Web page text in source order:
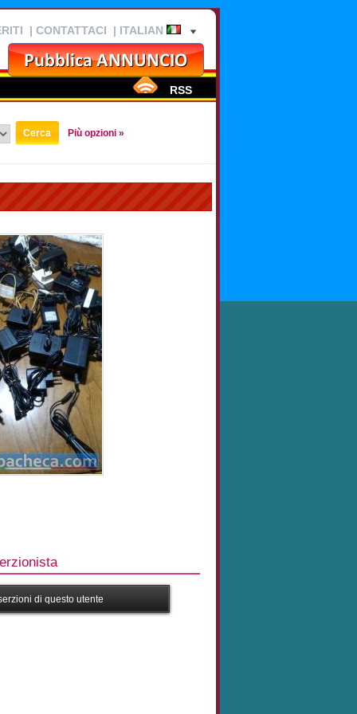
| CONTATTACI | ITALIAN
RSS
Più opzioni »
di questo utente